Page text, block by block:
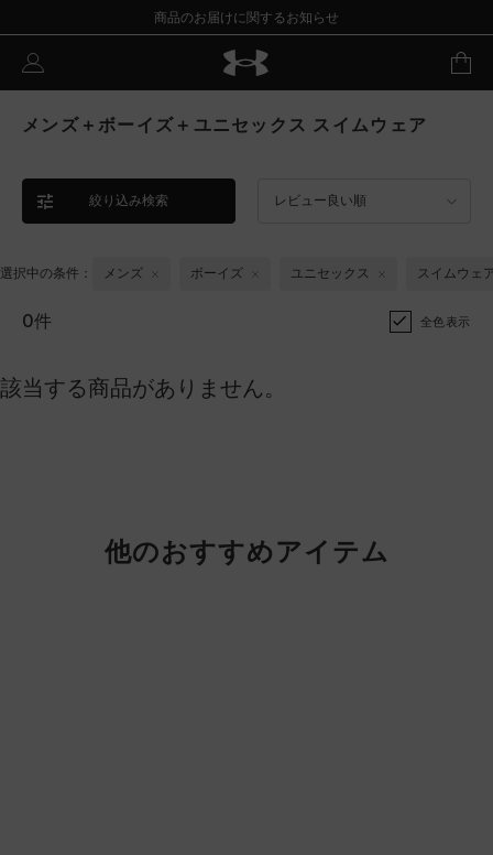
商品のお届けに関するお知らせ
メンズ＋ボーイズ＋ユニセックス スイムウェア
絞り込み検索 レビュー良い順
選択中の条件： メンズ ボーイズ ユニセックス スイムウェ
0件 全色表示
該当する商品がありません。
他のおすすめアイテム